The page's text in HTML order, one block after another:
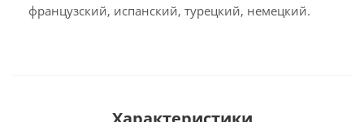
французский, испанский, турецкий, немецкий.